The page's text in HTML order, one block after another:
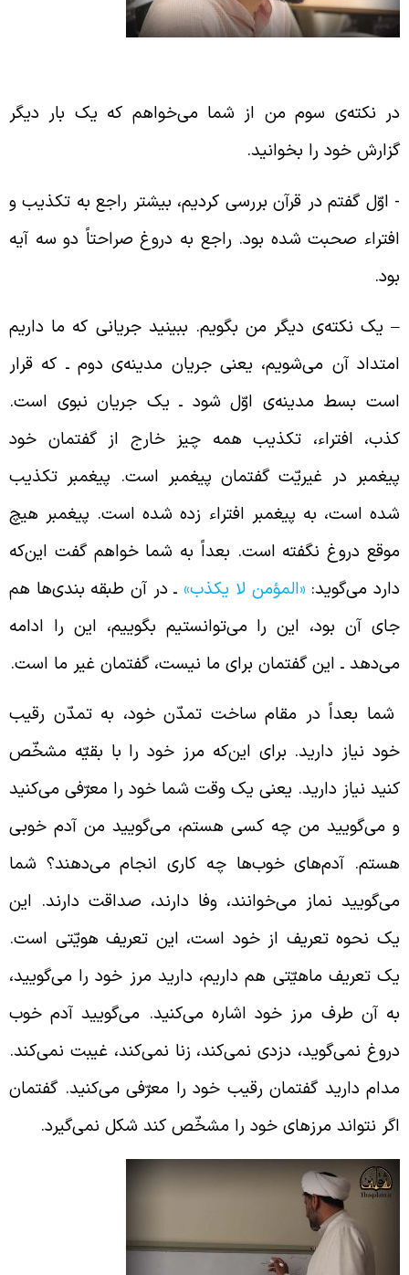
نکته‌ی سوم من از شما می‌خواهم که یک بار دیگر
خود را بخوانید.
اوّل گفتم در قرآن بررسی کردیم، بیشتر راجع به تکذیب و
صحبت شده بود. راجع به دروغ صراحتاً دو سه آیه‌
یک نکته‌ی دیگر من بگویم. ببینید جریانی که ما داریم
آن می‌شویم، یعنی جریان مدینه‌ی دوم ـ که قرار
بسط مدینه‌ی اوّل شود ـ یک جریان نبوی است.
افتراء، تکذیب همه چیز خارج از گفتمان خود
در غیریّت گفتمان پیغمبر است. پیغمبر تکذیب
است، به پیغمبر افتراء زده شده است. پیغمبر هیچ
دروغ نگفته است. بعداً به شما خواهم گفت این‌که
می‌گوید:«المؤمن لا یکذب»ـ در آن طبقه بندی‌ها هم
آن بود، این را می‌توانستیم بگوییم، این را ادامه
ـ این گفتمان برای ما نیست، گفتمان غیر ما است.
بعداً در مقام ساخت تمدّن خود، به تمدّن رقیب
نیاز دارید. برای این‌که مرز خود را با بقیّه‌ مشخّص
نیاز دارید. یعنی یک وقت شما خود را معرّفی می‌کنید
می‌گویید من چه کسی هستم، می‌گویید من آدم خوبی
آدم‌های خوب‌ها چه کاری انجام می‌دهند؟ شما
نماز می‌خوانند، وفا دارند، صداقت دارند. این
نحوه تعریف از خود است، این تعریف هویّتی است.
تعریف ماهیّتی هم داریم، دارید مرز خود را می‌گویید،
آن طرف مرز خود اشاره می‌کنید. می‌گویید آدم خوب
نمی‌گوید، دزدی نمی‌کند، زنا نمی‌کند، غیبت نمی‌کند.
دارید گفتمان رقیب خود را معرّفی می‌کنید. گفتمان
نتواند مرزهای خود را مشخّص کند شکل نمی‌گیرد.